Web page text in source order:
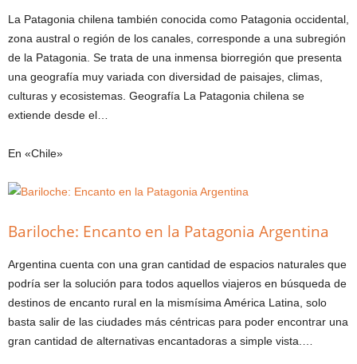
La Patagonia chilena también conocida como Patagonia occidental,
zona austral o región de los canales, corresponde a una subregión
de la Patagonia. Se trata de una inmensa biorregión que presenta
una geografía muy variada con diversidad de paisajes, climas,
culturas y ecosistemas. Geografía La Patagonia chilena se
extiende desde el…
En «Chile»
Bariloche: Encanto en la Patagonia Argentina
Argentina cuenta con una gran cantidad de espacios naturales que
podría ser la solución para todos aquellos viajeros en búsqueda de
destinos de encanto rural en la mismísima América Latina, solo
basta salir de las ciudades más céntricas para poder encontrar una
gran cantidad de alternativas encantadoras a simple vista.…